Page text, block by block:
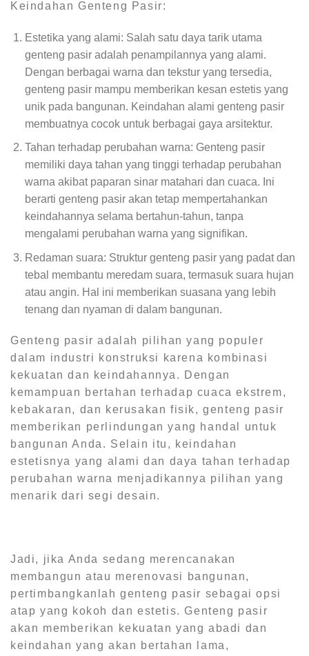
Keindahan Genteng Pasir:
Estetika yang alami: Salah satu daya tarik utama
genteng pasir adalah penampilannya yang alami.
Dengan berbagai warna dan tekstur yang tersedia,
genteng pasir mampu memberikan kesan estetis yang
unik pada bangunan. Keindahan alami genteng pasir
membuatnya cocok untuk berbagai gaya arsitektur.
Tahan terhadap perubahan warna: Genteng pasir
memiliki daya tahan yang tinggi terhadap perubahan
warna akibat paparan sinar matahari dan cuaca. Ini
berarti genteng pasir akan tetap mempertahankan
keindahannya selama bertahun-tahun, tanpa
mengalami perubahan warna yang signifikan.
Redaman suara: Struktur genteng pasir yang padat dan
tebal membantu meredam suara, termasuk suara hujan
atau angin. Hal ini memberikan suasana yang lebih
tenang dan nyaman di dalam bangunan.
Genteng pasir adalah pilihan yang populer
dalam industri konstruksi karena kombinasi
kekuatan dan keindahannya. Dengan
kemampuan bertahan terhadap cuaca ekstrem,
kebakaran, dan kerusakan fisik, genteng pasir
memberikan perlindungan yang handal untuk
bangunan Anda. Selain itu, keindahan
estetisnya yang alami dan daya tahan terhadap
perubahan warna menjadikannya pilihan yang
menarik dari segi desain.
Jadi, jika Anda sedang merencanakan
membangun atau merenovasi bangunan,
pertimbangkanlah genteng pasir sebagai opsi
atap yang kokoh dan estetis. Genteng pasir
akan memberikan kekuatan yang abadi dan
keindahan yang akan bertahan lama,